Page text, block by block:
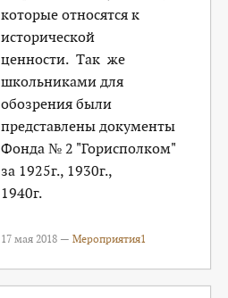
которые относятся к
исторической
ценности. Так же
школьниками для
обозрения были
представлены документы
Фонда № 2 "Горисполком"
за 1925г., 1930г.,
17 мая 2018 —Мероприятия1